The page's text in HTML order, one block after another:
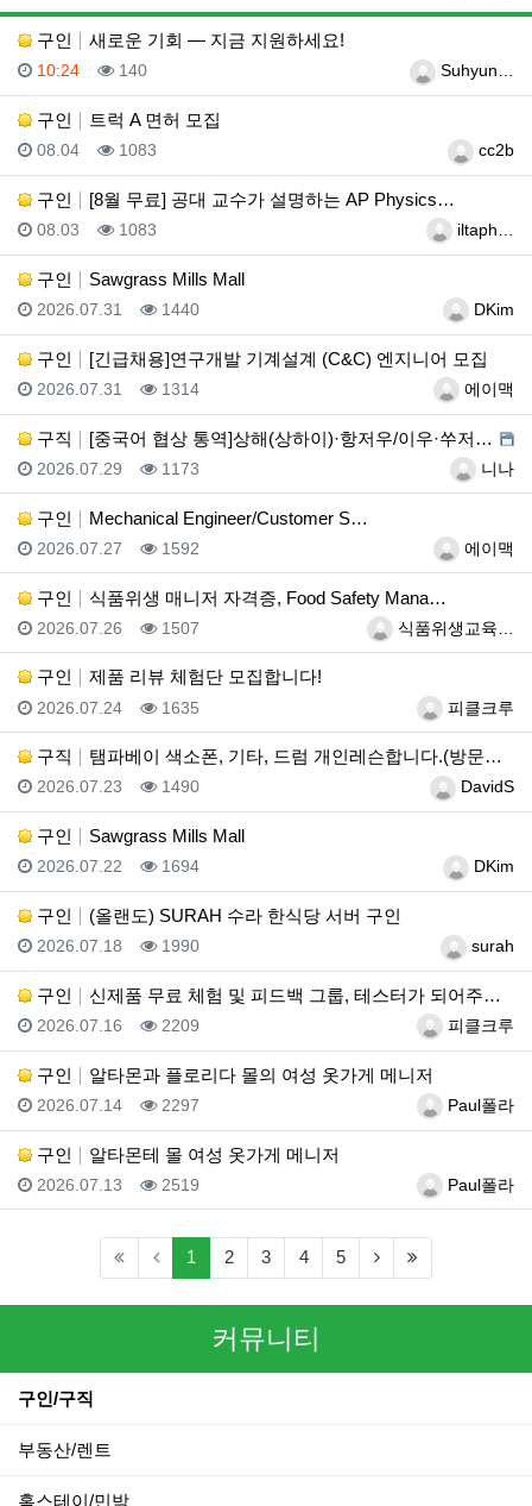
게
구인
새로운 기회 — 지금 지원하세요!
등록자Suhyun…
등록일
10:24 조회
140
구인 트럭 A 면허 모집
등록자cc2b
등록일
08.04 조회
1083
구인 [8월 무료] 공대 교수가 설명하는 AP Physics…
등록자iltaph…
등록일
08.03 조회
1083
구인 Sawgrass Mills Mall
등록자DKim
등록일
2026.07.31 조회
1440
구인 [긴급채용]연구개발 기계설계 (C&C) 엔지니어 모집
등록자에이맥
등록일
2026.07.31 조회
1314
구직 [중국어 협상 통역]상해(상하이)·항저우/이우·쑤저우 …
등록자니나
등록일
2026.07.29 조회
1173
구인 Mechanical Engineer/Customer S…
등록자에이맥
등록일
2026.07.27 조회
1592
구인 식품위생 매니저 자격증, Food Safety Mana…
등록자식품위생교육…
등록일
2026.07.26 조회
1507
구인 제품 리뷰 체험단 모집합니다!
등록자피클크루
등록일
2026.07.24 조회
1635
구직 탬파베이 색소폰, 기타, 드럼 개인레슨합니다.(방문레슨…
등록자DavidS
등록일
2026.07.23 조회
1490
구인 Sawgrass Mills Mall
등록자DKim
등록일
2026.07.22 조회
1694
구인 (올랜도) SURAH 수라 한식당 서버 구인
등록자surah
등록일
2026.07.18 조회
1990
구인 신제품 무료 체험 및 피드백 그룹, 테스터가 되어주세요…
등록자피클크루
등록일
2026.07.16 조회
2209
구인 알타몬과 플로리다 몰의 여성 옷가게 메니저
등록자Paul폴라
등록일
2026.07.14 조회
2297
구인 알타몬테 몰 여성 옷가게 메니저
등록자Paul폴라
등록일
2026.07.13 조회
2519
1 (current)
2 3 4 5 (next)
커뮤니티
구인/구직
부동산/렌트
홈스테이/민박